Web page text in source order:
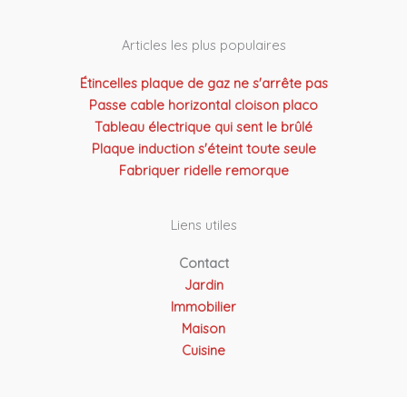
Articles les plus populaires
Étincelles plaque de gaz ne s'arrête pas
Passe cable horizontal cloison placo
Tableau électrique qui sent le brûlé
Plaque induction s'éteint toute seule
Fabriquer ridelle remorque
Liens utiles
Contact
Jardin
Immobilier
Maison
Cuisine